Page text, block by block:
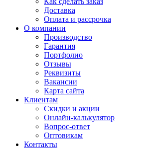
Доставка
Оплата и рассрочка
О компании
Производство
Гарантия
Портфолио
Отзывы
Реквизиты
Вакансии
Карта сайта
Клиентам
Скидки и акции
Онлайн-калькулятор
Вопрос-ответ
Оптовикам
Контакты